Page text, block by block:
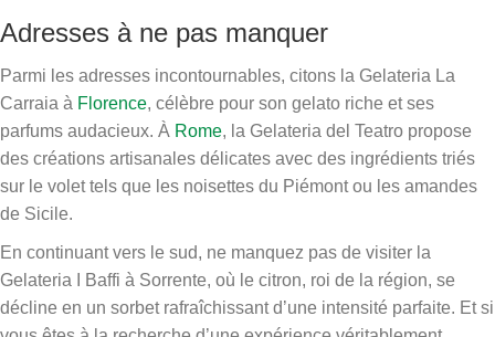
Adresses à ne pas manquer
Parmi les adresses incontournables, citons la Gelateria La
Carraia à Florence, célèbre pour son gelato riche et ses
parfums audacieux. À Rome, la Gelateria del Teatro propose
des créations artisanales délicates avec des ingrédients triés
sur le volet tels que les noisettes du Piémont ou les amandes
de Sicile.
En continuant vers le sud, ne manquez pas de visiter la
Gelateria I Baffi à Sorrente, où le citron, roi de la région, se
décline en un sorbet rafraîchissant d’une intensité parfaite. Et si